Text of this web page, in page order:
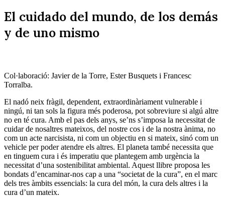
El cuidado del mundo, de los demás
y de uno mismo
Col·laboració: Javier de la Torre, Ester Busquets i Francesc
Torralba.
El nadó neix fràgil, dependent, extraordinàriament vulnerable i
ningú, ni tan sols la figura més poderosa, pot sobreviure si algú altre
no en té cura. Amb el pas dels anys, se’ns s’imposa la necessitat de
cuidar de nosaltres mateixos, del nostre cos i de la nostra ànima, no
com un acte narcisista, ni com un objectiu en si mateix, sinó com un
vehicle per poder atendre els altres. El planeta també necessita que
en tinguem cura i és imperatiu que plantegem amb urgència la
necessitat d’una sostenibilitat ambiental. Aquest llibre proposa les
bondats d’encaminar-nos cap a una “societat de la cura”, en el marc
dels tres àmbits essencials: la cura del món, la cura dels altres i la
cura d’un mateix.